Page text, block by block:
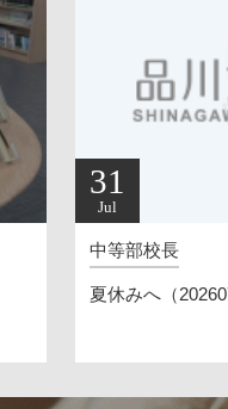
31
Jul
中等部校長
夏休みへ（